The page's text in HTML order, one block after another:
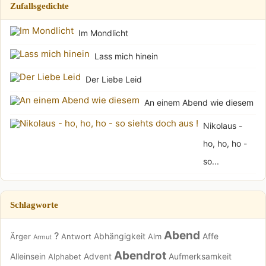
Zufallsgedichte
Im Mondlicht
Lass mich hinein
Der Liebe Leid
An einem Abend wie diesem
Nikolaus -
ho, ho, ho -
so...
Schlagworte
Ärger Armut ? Antwort Abhängigkeit Alm Abend Affe
Alleinsein Alphabet Advent Abendrot Aufmerksamkeit